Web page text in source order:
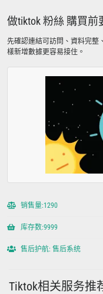
做tiktok 粉絲 購買前
先確認連結可訪問、資料完整
樣新增數據更容易接住。
销售量:1290
库存数:9999
售后护航: 售后系统
Tiktok相关服务推